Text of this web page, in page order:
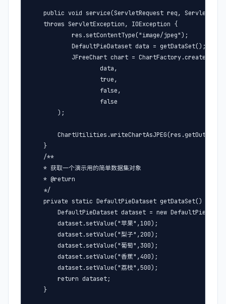
public void service(ServletRequest req,
    throws ServletException, IOException {
            res.setContentType("image/jpeg");
            DefaultPieDataset data = getDataSet();
JFreeChart chart =
                    data,
                    true,
                    false,
                    false
        );
    }
    /**
    * 获取一个演示用的简单数据集对象
    * @return
    */
    private static DefaultPieDataset getDataSet() {
DefaultPieDataset dataset = new
        dataset.setValue("苹果",100);
        dataset.setValue("梨子",200);
        dataset.setValue("葡萄",300);
        dataset.setValue("香蕉",400);
        dataset.setValue("荔枝",500);
        return dataset;
    }